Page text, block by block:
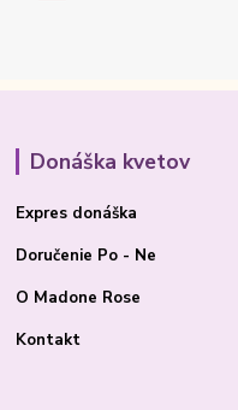
Donáška kvetov
Expres donáška
Doručenie Po - Ne
O Madone Rose
Kontakt